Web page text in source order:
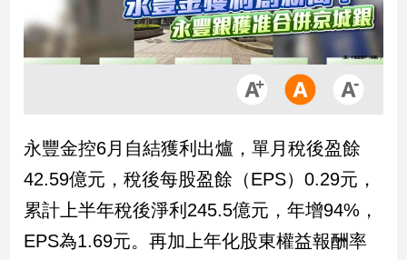
品
政
治
政
治
焦
永豐金控6月自結獲利出爐，單月稅後盈餘
42.59億元，稅後每股盈餘（EPS）0.29元，
累計上半年稅後淨利245.5億元，年增94%，
EPS為1.69元。再加上年化股東權益報酬率